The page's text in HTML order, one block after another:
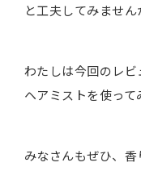
と工夫してみません
わたしは今回のレ
ヘアミストを使って
みなさんもぜひ、